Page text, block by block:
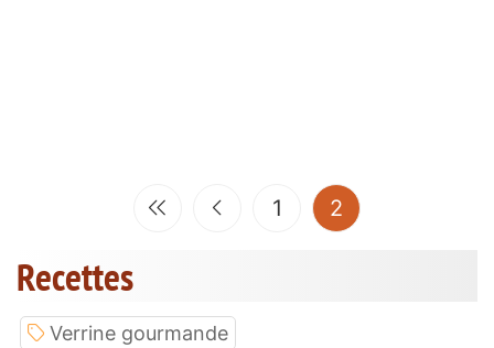
1 2 (current)
Recettes
Verrine gourmande